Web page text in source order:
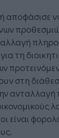
αποφάσισε
τη
στη
είναι